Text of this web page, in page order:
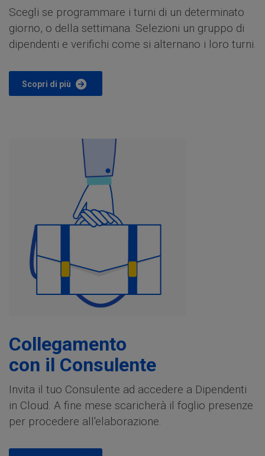
Scegli se programmare i turni di un determinato
giorno, o della settimana. Selezioni un gruppo di
dipendenti e verifichi come si alternano i loro turni.
Scopri di più
Collegamento
con il Consulente
Invita il tuo Consulente ad accedere a Dipendenti
in Cloud. A fine mese scaricherà il foglio presenze
per procedere all'elaborazione.